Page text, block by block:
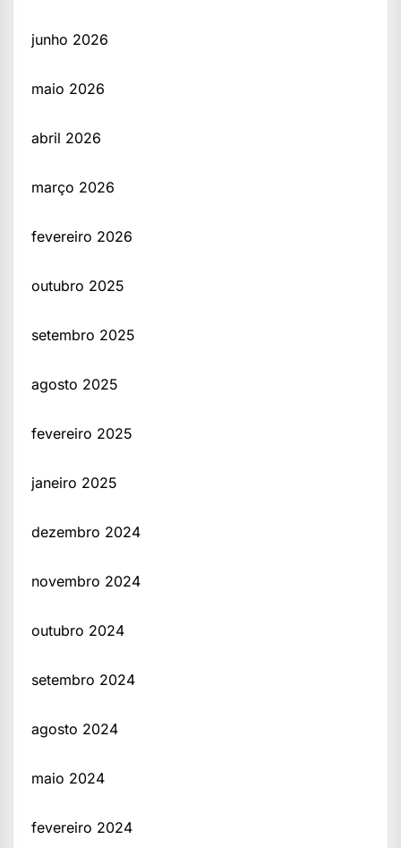
junho 2026
maio 2026
abril 2026
março 2026
fevereiro 2026
outubro 2025
setembro 2025
agosto 2025
fevereiro 2025
janeiro 2025
dezembro 2024
novembro 2024
outubro 2024
setembro 2024
agosto 2024
maio 2024
fevereiro 2024